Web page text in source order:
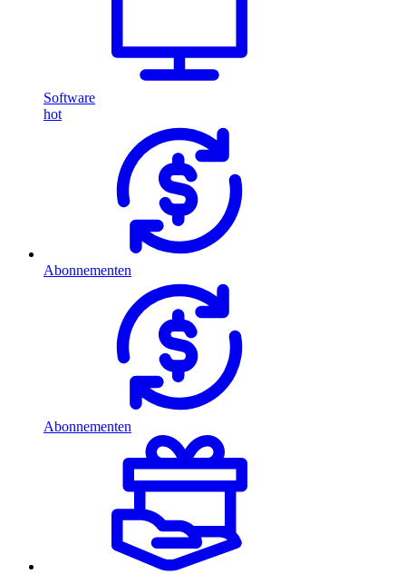
Software
hot
Abonnementen
Abonnementen